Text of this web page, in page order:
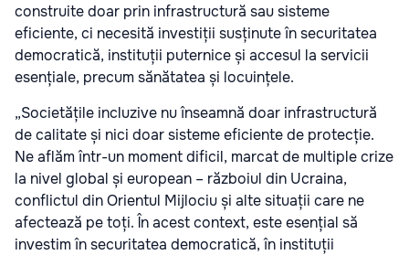
construite doar prin infrastructură sau sisteme
eficiente, ci necesită investiții susținute în securitatea
democratică, instituții puternice și accesul la servicii
esențiale, precum sănătatea și locuințele.
„Societățile incluzive nu înseamnă doar infrastructură
de calitate și nici doar sisteme eficiente de protecție.
Ne aflăm într-un moment dificil, marcat de multiple crize
la nivel global și european – războiul din Ucraina,
conflictul din Orientul Mijlociu și alte situații care ne
afectează pe toți. În acest context, este esențial să
investim în securitatea democratică, în instituții